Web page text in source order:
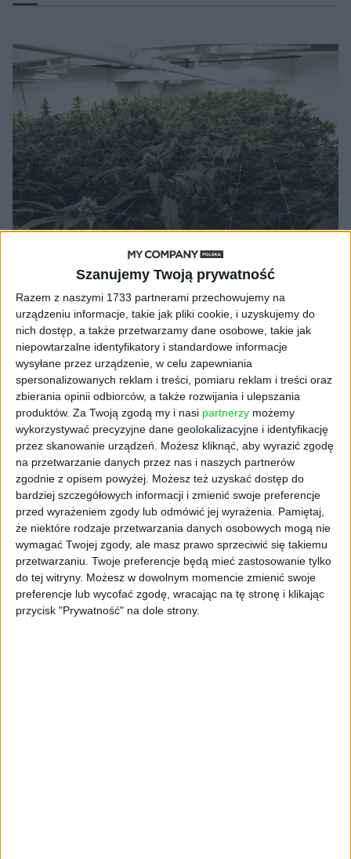
Szanujemy Twoją prywatność
Razem z naszymi 1733 partnerami przechowujemy na
urządzeniu informacje, takie jak pliki cookie, i uzyskujemy do
nich dostęp, a także przetwarzamy dane osobowe, takie jak
niepowtarzalne identyfikatory i standardowe informacje
wysyłane przez urządzenie, w celu zapewniania
spersonalizowanych reklam i treści, pomiaru reklam i treści oraz
zbierania opinii odbiorców, a także rozwijania i ulepszania
produktów. Za Twoją zgodą my i nasi partnerzy możemy
wykorzystywać precyzyjne dane geolokalizacyjne i identyfikację
przez skanowanie urządzeń. Możesz kliknąć, aby wyrazić zgodę
na przetwarzanie danych przez nas i naszych partnerów
zgodnie z opisem powyżej. Możesz też uzyskać dostęp do
bardziej szczegółowych informacji i zmienić swoje preferencje
przed wyrażeniem zgody lub odmówić jej wyrażenia.
Pamiętaj,
że niektóre rodzaje przetwarzania danych osobowych mogą nie
wymagać Twojej zgody, ale masz prawo sprzeciwić się takiemu
przetwarzaniu. Twoje preferencje będą mieć zastosowanie tylko
do tej witryny. Możesz w dowolnym momencie zmienić swoje
preferencje lub wycofać zgodę, wracając na tę stronę i klikając
przycisk "Prywatność" na dole strony.
AKTUALNOŚCI
Powstanie kolejna plantacja
medycznej marihuany. Labocanna za
nieruchomość zapłaci 5 mln złotych
Cezary Szczepański (oprac.) 03.03.2021